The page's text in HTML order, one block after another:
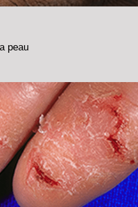
peau